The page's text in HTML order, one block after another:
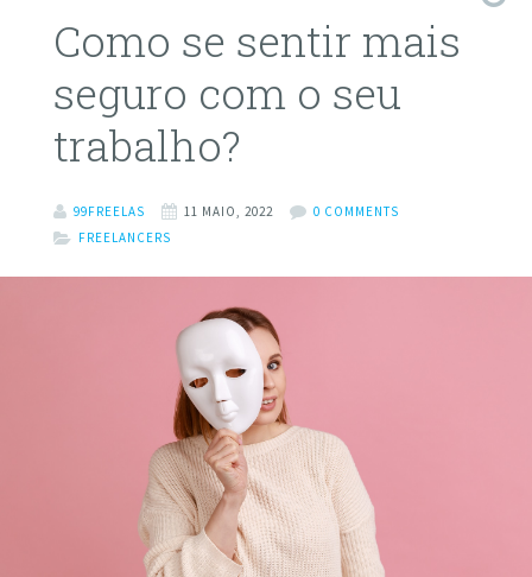
Como se sentir mais
seguro com o seu
trabalho?
99FREELAS 11 MAIO, 2022
0 COMMENTS
FREELANCERS